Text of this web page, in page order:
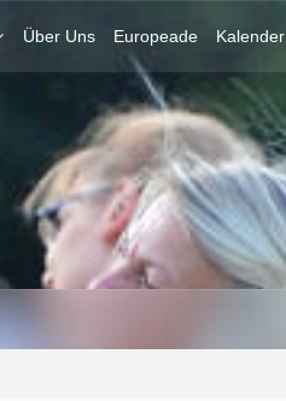
Über Uns Europeade Kalender